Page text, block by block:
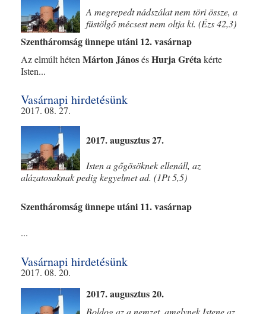
A megrepedt nádszálat nem töri össze, a
füstölgő mécsest nem oltja ki. (Ézs 42,3)
Szentháromság ünnepe utáni 12. vasárnap
Az elmúlt héten Márton JánosésHurja Grétakérte
Isten...
Vasárnapi hirdetésünk
2017. 08. 27.
2017. augusztus 27.
Isten a gőgösöknek ellenáll, az
alázatosaknak pedig kegyelmet ad. (1Pt 5,5)
Szentháromság ünnepe utáni 11. vasárnap
...
Vasárnapi hirdetésünk
2017. 08. 20.
2017. augusztus 20.